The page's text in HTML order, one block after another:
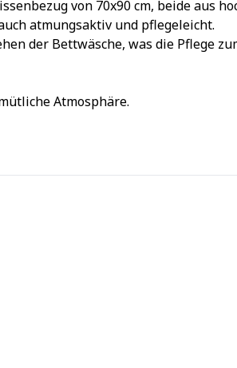
von 70x90 cm, beide aus
atmungsaktiv und pflegeleicht.
der Bettwäsche, was die Pflege
Atmosphäre.